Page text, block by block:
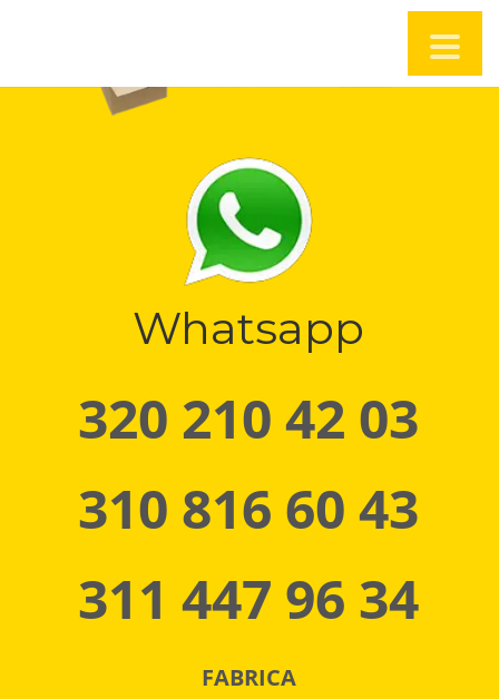
Whatsapp
320 210 42 03
310 816 60 43
311 447 96 34
FABRICA